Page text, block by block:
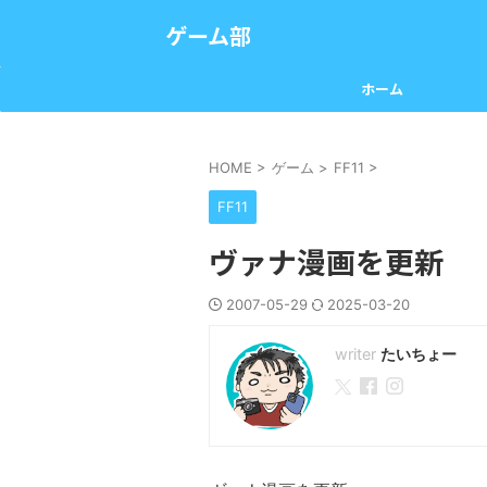
ゲーム部
ホーム
HOME > ゲーム > FF11 >
FF11
ヴァナ漫画を更新
2007-05-29 2025-03-20
たいちょー